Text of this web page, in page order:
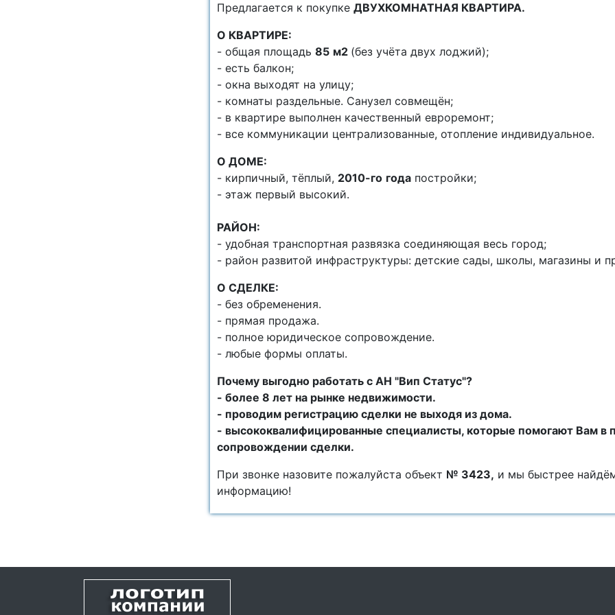
Предлагается к покупке ДВУХКОМНАТНАЯ КВАРТИРА.
О КВАРТИРЕ:
- общая площадь 85 м2 (без учёта двух лоджий);
- есть балкон;
- окна выходят на улицу;
- комнаты раздельные. Санузел совмещён;
- в квартире выполнен качественный евроремонт;
- все коммуникации централизованные, отопление индивидуальное.
О ДОМЕ:
- кирпичный, тёплый, 2010-го годапостройки;
- этаж первый высокий.
РАЙОН:
- удобная транспортная развязка соединяющая весь город;
- район развитой инфраструктуры: детские сады, школы, магазины и
О СДЕЛКЕ:
- без обременения.
- прямая продажа.
- полное юридическое сопровождение.
- любые формы оплаты.
Почему выгодно работать с АН "Вип Статус"?
- более 8 лет на рынке недвижимости.
- проводим регистрацию сделки не выходя из дома.
- высококвалифицированные специалисты, которые помогают Вам в
сопровождении сделки.
При звонке назовите пожалуйста объект № 3423, и мы быстрее
информацию!